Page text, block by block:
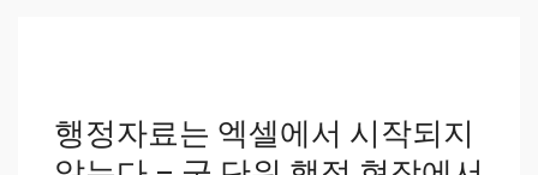
행정자료는 엑셀에서 시작되지